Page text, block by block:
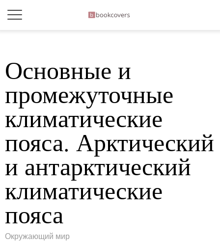
Основные и
промежуточные
климатические
пояса. Арктический
и антарктический
климатические
пояса
Окружающий мир